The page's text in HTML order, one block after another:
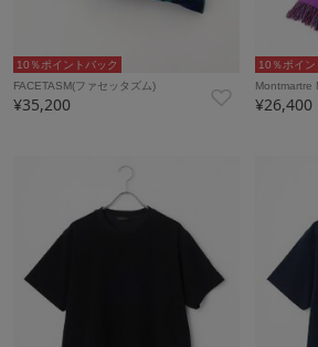
10％ポイントバック
FACETASM(ファセッタズム)
¥35,200
10％ポイン
Montmartre
¥26,400